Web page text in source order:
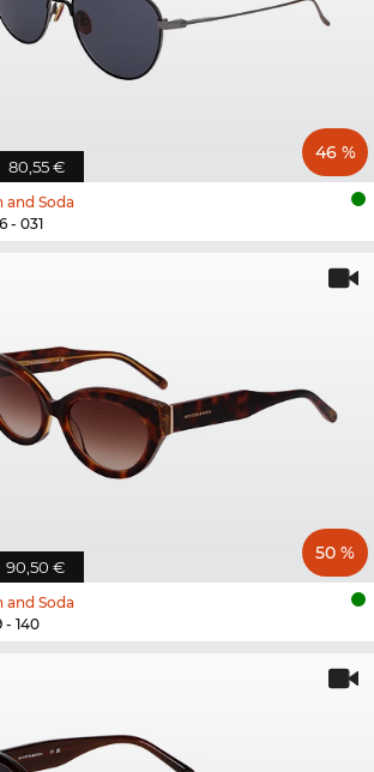
80,55 €
46 %
and Soda
- 031
90,50 €
50 %
and Soda
- 140